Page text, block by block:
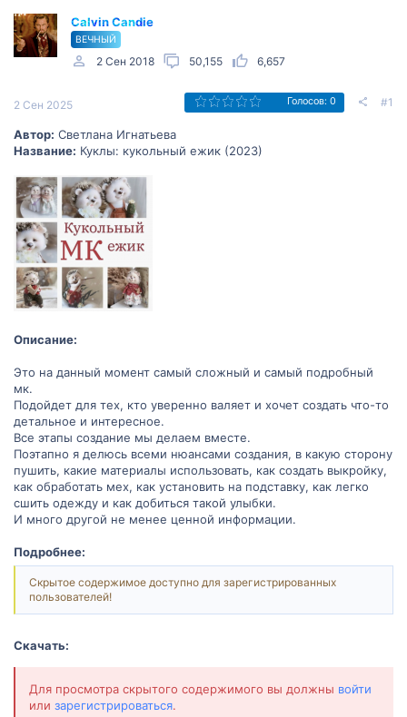
Calvin Candie
ВЕЧНЫЙ
2 Сен 2018 50,155 6,657
2 Сен 2025 Голосов: 0 #1
Автор: Светлана Игнатьева
Название: Куклы: кукольный ежик (2023)
Описание:
Это на данный момент самый сложный и самый подробный
мк.
Подойдет для тех, кто уверенно валяет и хочет создать что-то
детальное и интересное.
Все этапы создание мы делаем вместе.
Поэтапно я делюсь всеми нюансами создания, в какую сторону
пушить, какие материалы использовать, как создать выкройку,
как обработать мех, как установить на подставку, как легко
сшить одежду и как добиться такой улыбки.
И много другой не менее ценной информации.
Подробнее:
Скрытое содержимое доступно для зарегистрированных
пользователей!
Скачать:
Для просмотра скрытого содержимого вы должны войти
или зарегистрироваться.